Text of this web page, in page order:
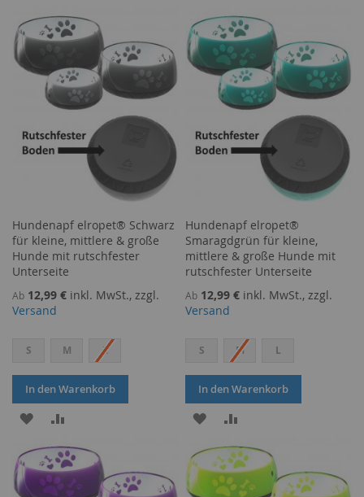
Hundenapf elropet® Schwarz
für kleine, mittlere & große
Hunde mit rutschfester
Unterseite
Ab 12,99 € inkl. MwSt., zzgl.
Versand
S M L
In den Warenkorb
ZUR
WUNSCHLISTE
HINZUFÜGEN
VERGLEICHSLISTE
HINZUFÜGEN
Hundenapf elropet®
Smaragdgrün für kleine,
mittlere & große Hunde mit
rutschfester Unterseite
Ab 12,99 € inkl. MwSt., zzgl.
Versand
S M L
In den Warenkorb
ZUR
WUNSCHLISTE
HINZUFÜGEN
VERGLEICHSLISTE
HINZUFÜGEN